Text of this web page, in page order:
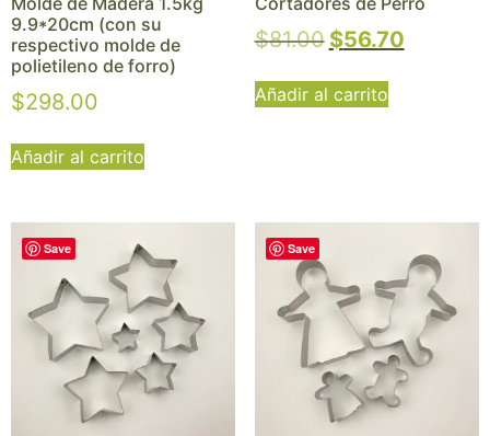
9.9*20cm (con su
respectivo molde de
polietileno de forro)
$298.00
Añadir al carrito
$81.00 $56.70
Añadir al carrito
Save Save